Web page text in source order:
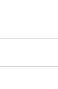
e
e